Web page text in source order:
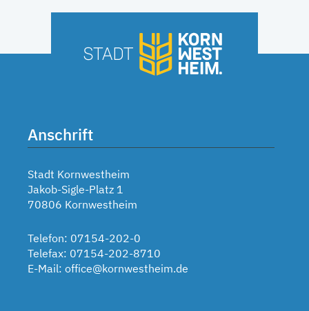
Anschrift
Stadt Kornwestheim
Jakob-Sigle-Platz 1
70806 Kornwestheim
Telefon: 07154-202-0
Telefax: 07154-202-8710
E-Mail: office@kornwestheim.de